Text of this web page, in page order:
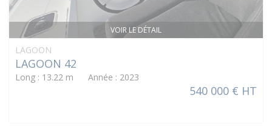
VOIR LE DÉTAIL
LAGOON
LAGOON 42
Long : 13.22 m Année : 2023
540 000 € HT